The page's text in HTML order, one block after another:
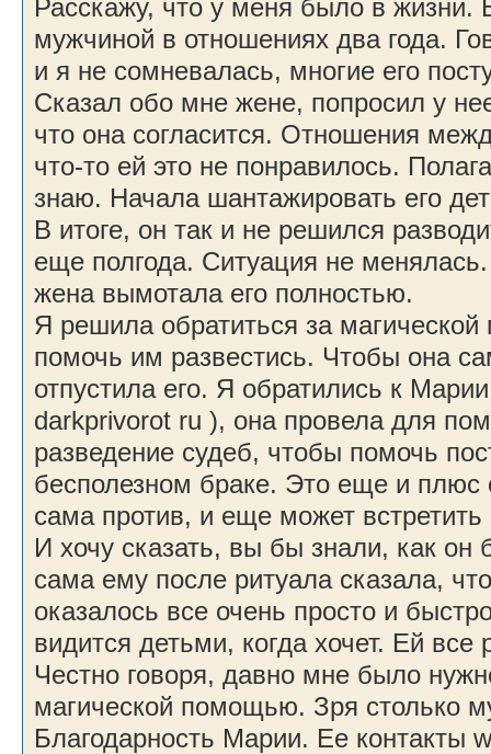
Расскажу, что у меня было в
мужчиной в отношениях два года.
и я не сомневалась, многие его
Сказал обо мне жене, попросил у
что она согласится. Отношения
что-то ей это не понравилось.
знаю. Начала шантажировать его
В итоге, он так и не решился
еще полгода. Ситуация не
жена вымотала его полностью.
Я решила обратиться за
помочь им развестись. Чтобы она
отпустила его. Я обратились к
darkprivorot ru ), она провела для
разведение судеб, чтобы помочь
бесполезном браке. Это еще и плюс
сама против, и еще может встретить
И хочу сказать, вы бы знали, как он
сама ему после ритуала сказала,
оказалось все очень просто и
видится детьми, когда хочет. Ей
Честно говоря, давно мне было
магической помощью. Зря столько
Благодарность Марии. Ее контакты